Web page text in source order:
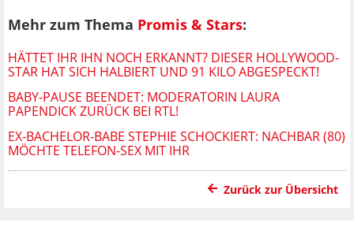
Mehr zum Thema Promis & Stars:
HÄTTET IHR IHN NOCH ERKANNT? DIESER HOLLYWOOD-
STAR HAT SICH HALBIERT UND 91 KILO ABGESPECKT!
BABY-PAUSE BEENDET: MODERATORIN LAURA
PAPENDICK ZURÜCK BEI RTL!
EX-BACHELOR-BABE STEPHIE SCHOCKIERT: NACHBAR (80)
MÖCHTE TELEFON-SEX MIT IHR
Zurück zur Übersicht